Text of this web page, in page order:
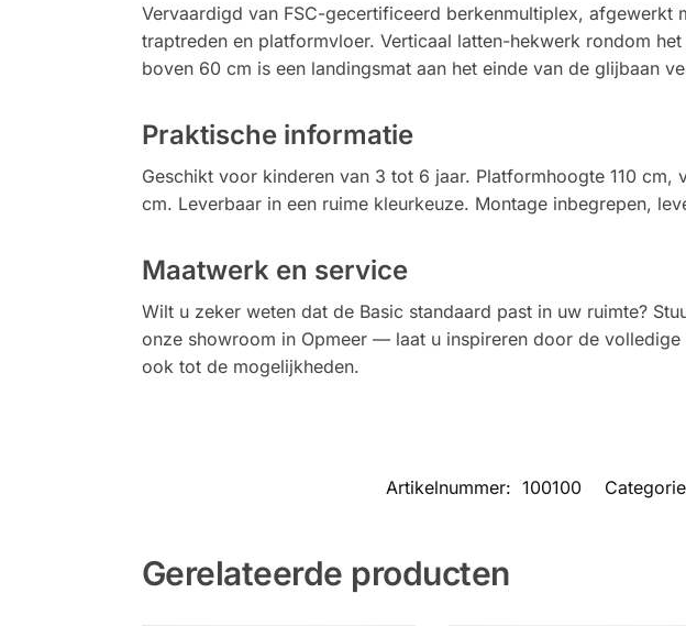
Vervaardigd van FSC-gecertificeerd berkenmultiplex,
traptreden en platformvloer. Verticaal latten-hekwerk rondom
boven 60 cm is een landingsmat aan het einde van de glijbaan
Praktische informatie
Geschikt voor kinderen van 3 tot 6 jaar. Platformhoogte 110
cm. Leverbaar in een ruime kleurkeuze. Montage inbegrepen,
Maatwerk en service
Wilt u zeker weten dat de Basic standaard past in uw ruimte?
onze showroom in Opmeer — laat u inspireren door de
ook tot de mogelijkheden.
Artikelnummer: 100100
Gerelateerde producten